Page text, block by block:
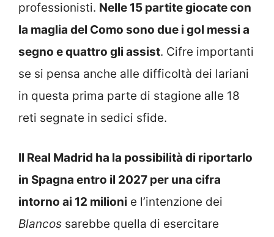
professionisti. Nelle 15 partite giocate con
la maglia del Como sono due i gol messi a
segno e quattro gli assist. Cifre importanti
se si pensa anche alle difficoltà dei lariani
in questa prima parte di stagione alle 18
reti segnate in sedici sfide.
Il Real Madrid ha la possibilità di riportarlo
in Spagna entro il 2027 per una cifra
intorno ai 12 milioni e l’intenzione dei
Blancos sarebbe quella di esercitare